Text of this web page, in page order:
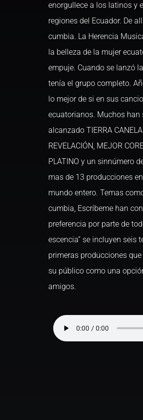
enorgullece a los latinos y
regiones del Ecuador. De
cumbia. La Herencia
la belleza de la mujer
empuje. Cuando se lanzó
tenía el grupo completo.
lo mejor de si en sus
ecuatorianos. Muchos
alcanzado TIERRA
REVELACIÓN, MEJOR
PLATINO y un sinnúmero
mas de 13 producciones
mundo entero. Temas
cumbia, Escríbeme han
preferencia por parte de
escencia” se incluyen seis
primeras producciones
su público como una
amigos.